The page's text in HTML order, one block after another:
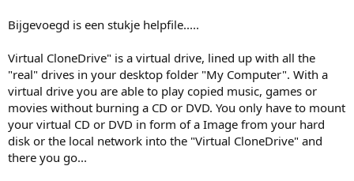
Bijgevoegd is een stukje helpfile.....
Virtual CloneDrive" is a virtual drive, lined up with all the
"real" drives in your desktop folder "My Computer". With a
virtual drive you are able to play copied music, games or
movies without burning a CD or DVD. You only have to mount
your virtual CD or DVD in form of a Image from your hard
disk or the local network into the "Virtual CloneDrive" and
there you go...